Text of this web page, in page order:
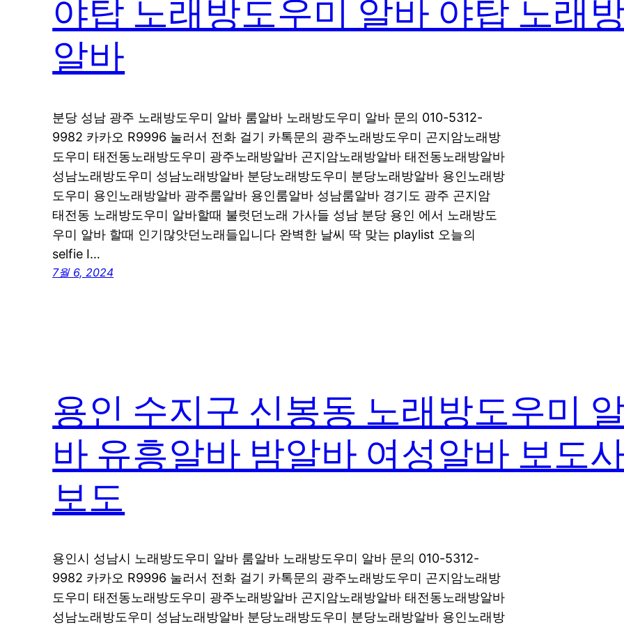
야탑 노래방도우미 알바 야탑 노래
알바
분당 성남 광주 노래방도우미 알바 룸알바 노래방도우미 알바 문의 010-5312-
9982 카카오 R9996 눌러서 전화 걸기 카톡문의 광주노래방도우미 곤지암노래방
도우미 태전동노래방도우미 광주노래방알바 곤지암노래방알바 태전동노래방알바
성남노래방도우미 성남노래방알바 분당노래방도우미 분당노래방알바 용인노래방
도우미 용인노래방알바 광주룸알바 용인룸알바 성남룸알바 경기도 광주 곤지암
태전동 노래방도우미 알바할때 불럿던노래 가사들 성남 분당 용인 에서 노래방도
우미 알바 할때 인기많앗던노래들입니다 완벽한 날씨 딱 맞는 playlist 오늘의
selfie I…
7월 6, 2024
용인 수지구 신봉동 노래방도우미
바 유흥알바 밤알바 여성알바 보도
보도
용인시 성남시 노래방도우미 알바 룸알바 노래방도우미 알바 문의 010-5312-
9982 카카오 R9996 눌러서 전화 걸기 카톡문의 광주노래방도우미 곤지암노래방
도우미 태전동노래방도우미 광주노래방알바 곤지암노래방알바 태전동노래방알바
성남노래방도우미 성남노래방알바 분당노래방도우미 분당노래방알바 용인노래방